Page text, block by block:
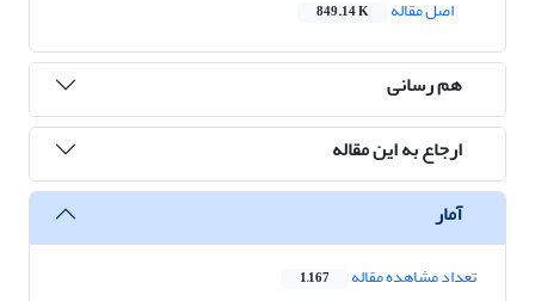
اصل مقاله
849.14 K
هم رسانی
ارجاع به این مقاله
آمار
تعداد مشاهده مقاله 1,167